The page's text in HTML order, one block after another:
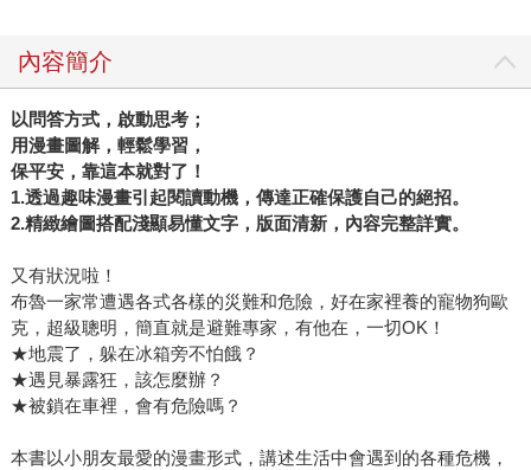
內容簡介
以問答方式，啟動思考；
用漫畫圖解，輕鬆學習，
保平安，靠這本就對了！
1.透過趣味漫畫引起閱讀動機，傳達正確保護自己的絕招。
2.精緻繪圖搭配淺顯易懂文字，版面清新，內容完整詳實。
又有狀況啦！
布魯一家常遭遇各式各樣的災難和危險，好在家裡養的寵物狗歐
克，超級聰明，簡直就是避難專家，有他在，一切OK！
★地震了，躲在冰箱旁不怕餓？
★遇見暴露狂，該怎麼辦？
★被鎖在車裡，會有危險嗎？
本書以小朋友最愛的漫畫形式，講述生活中會遇到的各種危機，